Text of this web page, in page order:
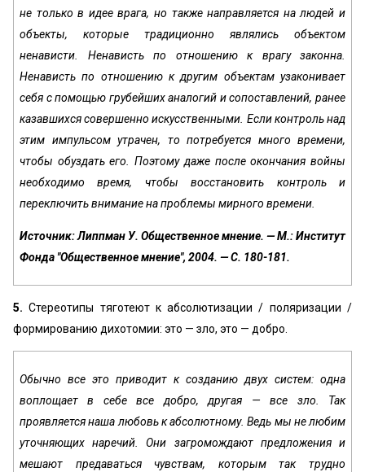
не только в идее врага, но также направляется на людей и
объекты, которые традиционно являлись объектом
ненависти. Ненависть по отношению к врагу законна.
Ненависть по отношению к другим объектам узаконивает
себя с помощью грубейших аналогий и сопоставлений, ранее
казавшихся совершенно искусственными. Если контроль над
этим импульсом утрачен, то потребуется много времени,
чтобы обуздать его. Поэтому даже после окончания войны
необходимо время, чтобы восстановить контроль и
переключить внимание на проблемы мирного времени.
Источник: Липпман У. Общественное мнение. — М.: Институт
Фонда "Общественное мнение", 2004. — С. 180-181.
5.Стереотипы тяготеют к абсолютизации / поляризации /
формированию дихотомии: это — зло, это — добро.
Обычно все это приводит к созданию двух систем: одна
воплощает в себе все добро, другая — все зло. Так
проявляется наша любовь к абсолютному. Ведь мы не любим
уточняющих наречий. Они загромождают предложения и
мешают предаваться чувствам, которым так трудно